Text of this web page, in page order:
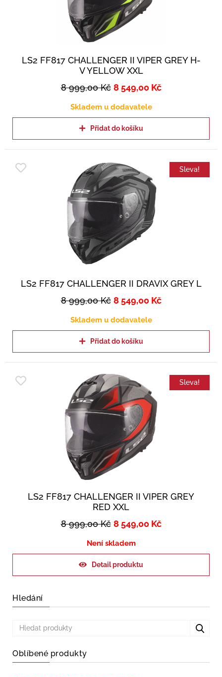
LS2 FF817 CHALLENGER II VIPER GREY H-
V YELLOW XXL
8 999,00Kč 8 549,00 Kč
Skladem u dodavatele
Přidat do košíku
Sleva!
LS2 FF817 CHALLENGER II DRAVIX GREY L
8 999,00Kč 8 549,00 Kč
Skladem u dodavatele
Přidat do košíku
Sleva!
LS2 FF817 CHALLENGER II VIPER GREY
RED XXL
8 999,00Kč 8 549,00 Kč
Není skladem
Detail produktu
Hledání
Oblíbené produkty